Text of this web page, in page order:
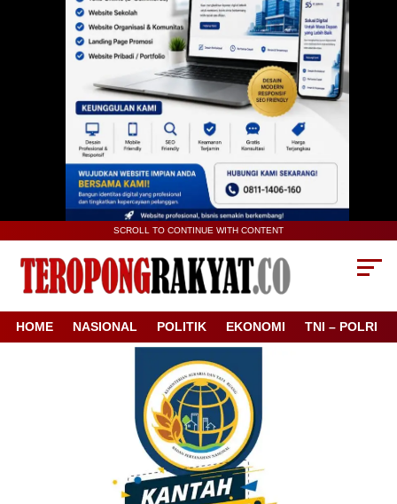
SCROLL TO CONTINUE WITH CONTENT
HOME NASIONAL POLITIK EKONOMI TNI – POLRI